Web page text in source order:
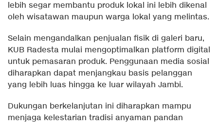
lebih segar membantu produk lokal ini lebih dikenal
oleh wisatawan maupun warga lokal yang melintas.
Selain mengandalkan penjualan fisik di galeri baru,
KUB Radesta mulai mengoptimalkan platform digital
untuk pemasaran produk. Penggunaan media sosial
diharapkan dapat menjangkau basis pelanggan
yang lebih luas hingga ke luar wilayah Jambi.
Dukungan berkelanjutan ini diharapkan mampu
menjaga kelestarian tradisi anyaman pandan